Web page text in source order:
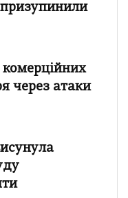
призупинили
через атаки